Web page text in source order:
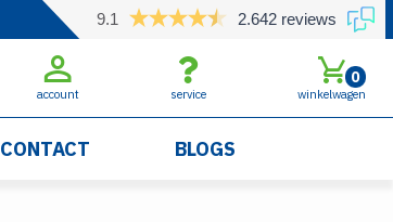
9.1 2.642 reviews
account service winkelwagen
0
CONTACT BLOGS